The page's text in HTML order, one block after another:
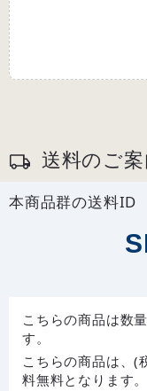
送料のご案
本商品群の送料ID
こちらの商品は数
す。
こちらの商品は、(
料無料となります。